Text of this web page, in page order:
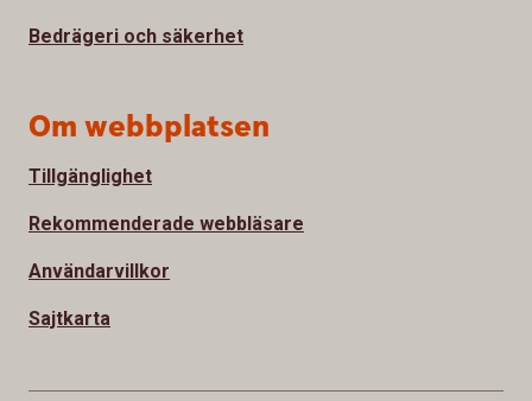
Bedrägeri och säkerhet
Om webbplatsen
Tillgänglighet
Rekommenderade webbläsare
Användarvillkor
Sajtkarta